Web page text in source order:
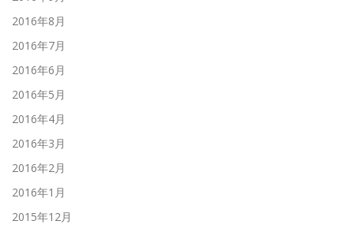
2016年8月
2016年7月
2016年6月
2016年5月
2016年4月
2016年3月
2016年2月
2016年1月
2015年12月